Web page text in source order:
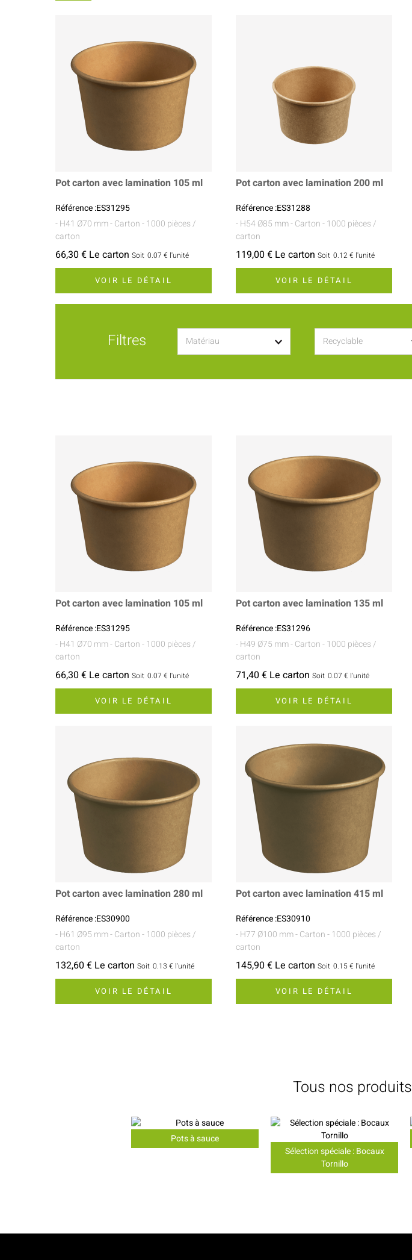
Pot carton avec lamination 105 ml
Référence :ES31295
- H41 Ø70 mm- Carton- 1000 pièces /
carton
66,30 € Le carton Soit 0.07 € l'unité
VOIR LE DÉTAIL
Pot carton avec lamination 200 ml
Référence :ES31288
- H54 Ø85 mm- Carton- 1000 pièces /
carton
119,00 € Le carton Soit 0.12 € l'unité
VOIR LE DÉTAIL
Filtres Matériau Recyclable
Pot carton avec lamination 105 ml
Référence :ES31295
- H41 Ø70 mm- Carton- 1000 pièces /
carton
66,30 € Le carton Soit 0.07 € l'unité
VOIR LE DÉTAIL
Pot carton avec lamination 135 ml
Référence :ES31296
- H49 Ø75 mm- Carton- 1000 pièces /
carton
71,40 € Le carton Soit 0.07 € l'unité
VOIR LE DÉTAIL
Pot carton avec lamination 280 ml
Référence :ES30900
- H61 Ø95 mm- Carton- 1000 pièces /
carton
132,60 € Le carton Soit 0.13 € l'unité
VOIR LE DÉTAIL
Pot carton avec lamination 415 ml
Référence :ES30910
- H77 Ø100 mm- Carton- 1000 pièces /
carton
145,90 € Le carton Soit 0.15 € l'unité
VOIR LE DÉTAIL
Tous nos produits
Pots à sauce
Sélection spéciale : Bocaux
Tornillo